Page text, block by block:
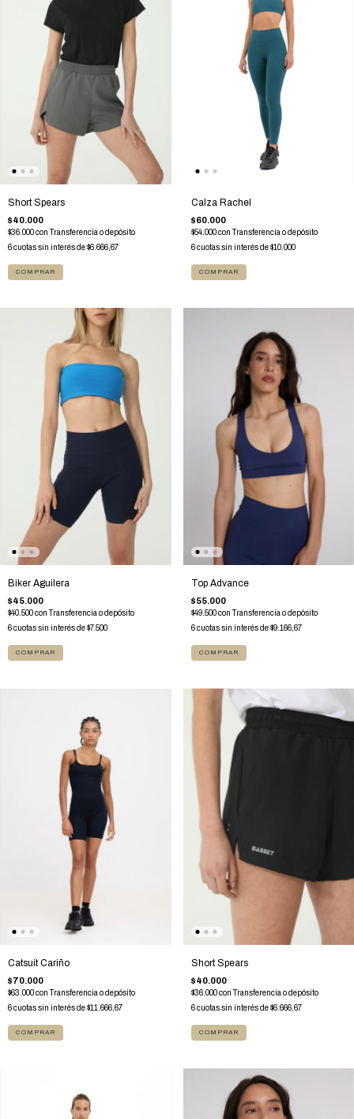
Short Spears
$40.000
$36.000con Transferencia o depósito
6cuotas sin interés de$6.666,67
COMPRAR
Calza Rachel
$60.000
$54.000con Transferencia o depósito
6 cuotas sin interés de$10.000
COMPRAR
Biker Aguilera
$45.000
$40.500con Transferencia o depósito
6cuotas sin interés de$7.500
COMPRAR
Top Advance
$55.000
$49.500con Transferencia o depósito
6 cuotas sin interés de$9.166,67
COMPRAR
Catsuit Cariño
$70.000
$63.000con Transferencia o depósito
6cuotas sin interés de$11.666,67
COMPRAR
Short Spears
$40.000
$36.000con
Transferencia o depósito
6 cuotas sin interés de$6.666,67
COMPRAR